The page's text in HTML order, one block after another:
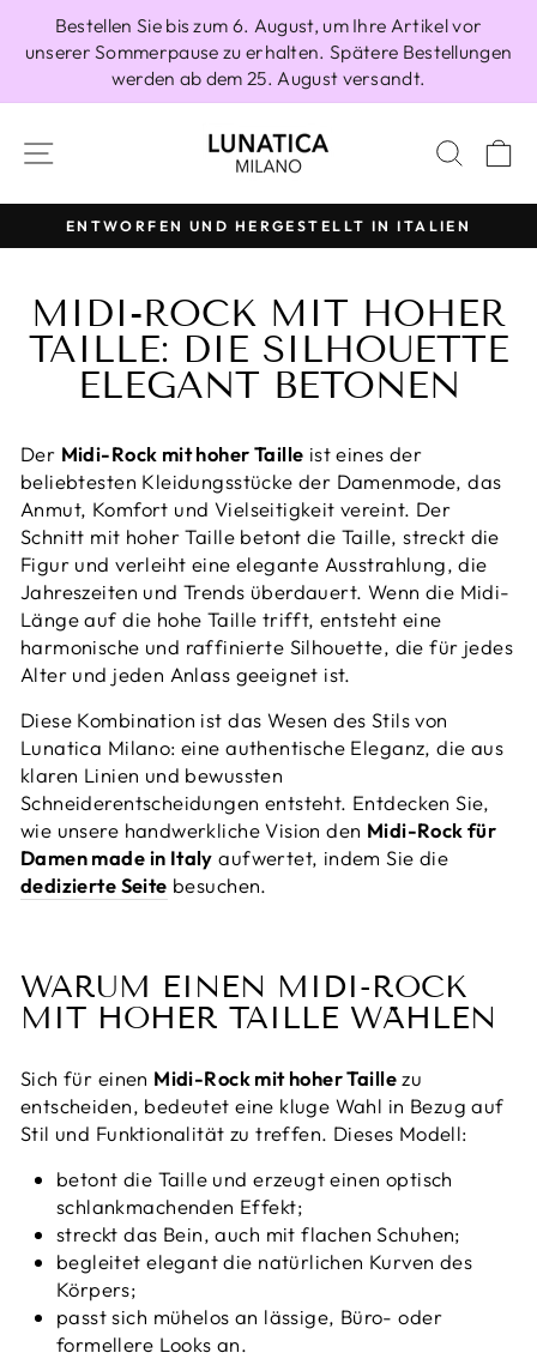
Inhalt
Bestellen Sie bis zum 6. August, um Ihre Artikel vor
unserer Sommerpause zu erhalten. Spätere Bestellungen
werden ab dem 25. August versandt.
SEITENNAVIGATION
Pause
ENTWORFEN UND HERGESTELLT IN ITALIEN
MIDI-ROCK MIT HOHER
TAILLE: DIE SILHOUETTE
ELEGANT BETONEN
Der Midi-Rock mit hoher Taille ist eines der
beliebtesten Kleidungsstücke der Damenmode, das
Anmut, Komfort und Vielseitigkeit vereint. Der
Schnitt mit hoher Taille betont die Taille, streckt die
Figur und verleiht eine elegante Ausstrahlung, die
Jahreszeiten und Trends überdauert. Wenn die Midi-
Länge auf die hohe Taille trifft, entsteht eine
harmonische und raffinierte Silhouette, die für jedes
Alter und jeden Anlass geeignet ist.
Diese Kombination ist das Wesen des Stils von
Lunatica Milano: eine authentische Eleganz, die aus
klaren Linien und bewussten
Schneiderentscheidungen entsteht. Entdecken Sie,
wie unsere handwerkliche Vision den Midi-Rock für
Damen made in Italy aufwertet, indem Sie die
dedizierte Seite besuchen.
WARUM EINEN MIDI-ROCK
MIT HOHER TAILLE WÄHLEN
Sich für einen Midi-Rock mit hoher Taillezu
entscheiden, bedeutet eine kluge Wahl in Bezug auf
Stil und Funktionalität zu treffen. Dieses Modell:
betont die Taille und erzeugt einen optisch
schlankmachenden Effekt;
streckt das Bein, auch mit flachen Schuhen;
begleitet elegant die natürlichen Kurven des
Körpers;
passt sich mühelos an lässige, Büro- oder
formellere Looks an.